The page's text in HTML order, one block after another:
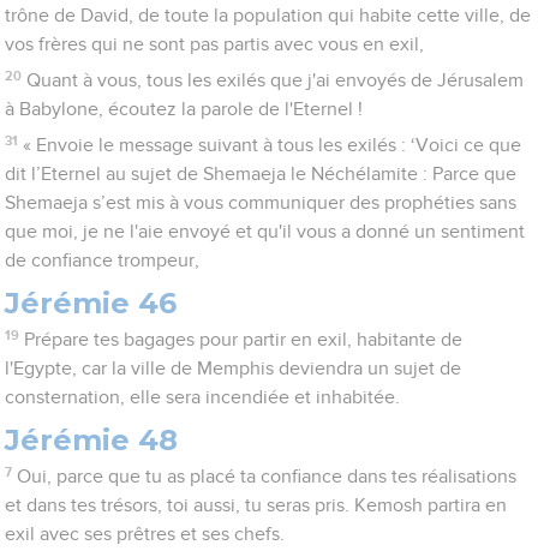
trône de David, de toute la population qui habite cette ville, de
vos frères qui ne sont pas partis avec vous en exil,
20 Quant à vous, tous les exilés que j'ai envoyés de Jérusalem
à Babylone, écoutez la parole de l'Eternel !
31 « Envoie le message suivant à tous les exilés : ‘Voici ce que
dit l’Eternel au sujet de Shemaeja le Néchélamite : Parce que
Shemaeja s’est mis à vous communiquer des prophéties sans
que moi, je ne l'aie envoyé et qu'il vous a donné un sentiment
de confiance trompeur,
Jérémie 46
19 Prépare tes bagages pour partir en exil, habitante de
l'Egypte, car la ville de Memphis deviendra un sujet de
consternation, elle sera incendiée et inhabitée.
Jérémie 48
7 Oui, parce que tu as placé ta confiance dans tes réalisations
et dans tes trésors, toi aussi, tu seras pris. Kemosh partira en
exil avec ses prêtres et ses chefs.